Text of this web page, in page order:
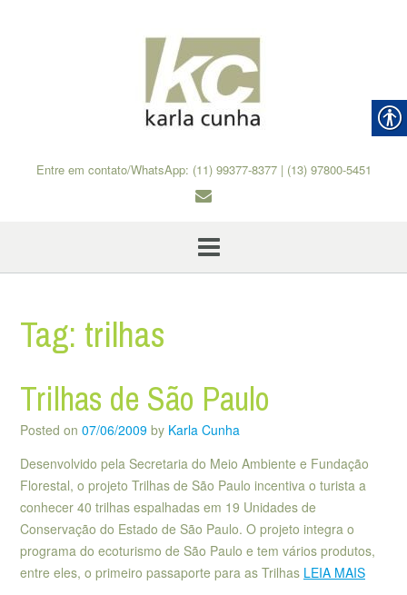
Entre em contato/WhatsApp: (11) 99377-8377 | (13) 97800-5451
Tag: trilhas
Trilhas de São Paulo
Posted on 07/06/2009 by Karla Cunha
Desenvolvido pela Secretaria do Meio Ambiente e Fundação
Florestal, o projeto Trilhas de São Paulo incentiva o turista a
conhecer 40 trilhas espalhadas em 19 Unidades de
Conservação do Estado de São Paulo. O projeto integra o
programa do ecoturismo de São Paulo e tem vários produtos,
entre eles, o primeiro passaporte para as Trilhas LEIA MAIS